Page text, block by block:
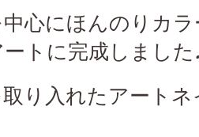
心にほんのりカ
トに完成しました
り入れたアート